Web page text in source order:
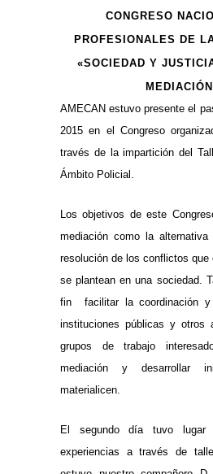
CONGRESO
PROFESIONALES DE
«SOCIEDAD Y
AMECAN estuvo presente el
2015 en el Congreso
través de la impartición del
Ámbito Policial.
Los objetivos de este
mediación como la
resolución de los conflictos que
se plantean en una sociedad.
fin facilitar la coordinación y
instituciones públicas y otros
grupos de trabajo
mediación y desarrollar
materialicen.
El segundo día tuvo lugar
experiencias a través de